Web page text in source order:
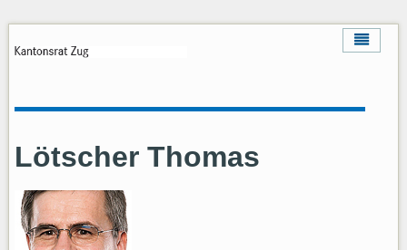
Lötscher Thomas